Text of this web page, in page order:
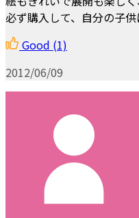
必ず購入して、自分の子
Good (1)
2012/06/09